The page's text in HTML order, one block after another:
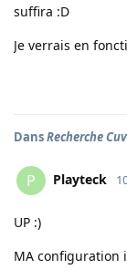
suffira :D
Je verrais en
DansRecherche
P Playteck
UP :)
MA configuration